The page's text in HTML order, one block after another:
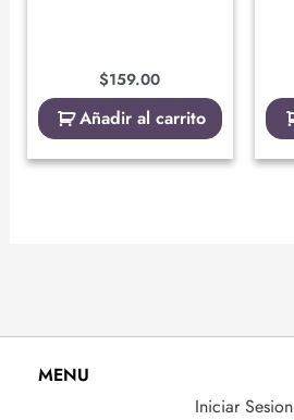
$159.00
Añadir al carrito
MENU
Iniciar Sesion